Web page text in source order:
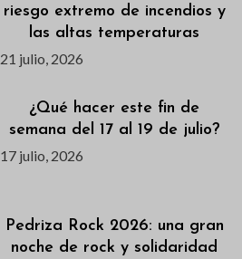
riesgo extremo de incendios y
las altas temperaturas
21 julio, 2026
¿Qué hacer este fin de
semana del 17 al 19 de julio?
17 julio, 2026
Pedriza Rock 2026: una gran
noche de rock y solidaridad